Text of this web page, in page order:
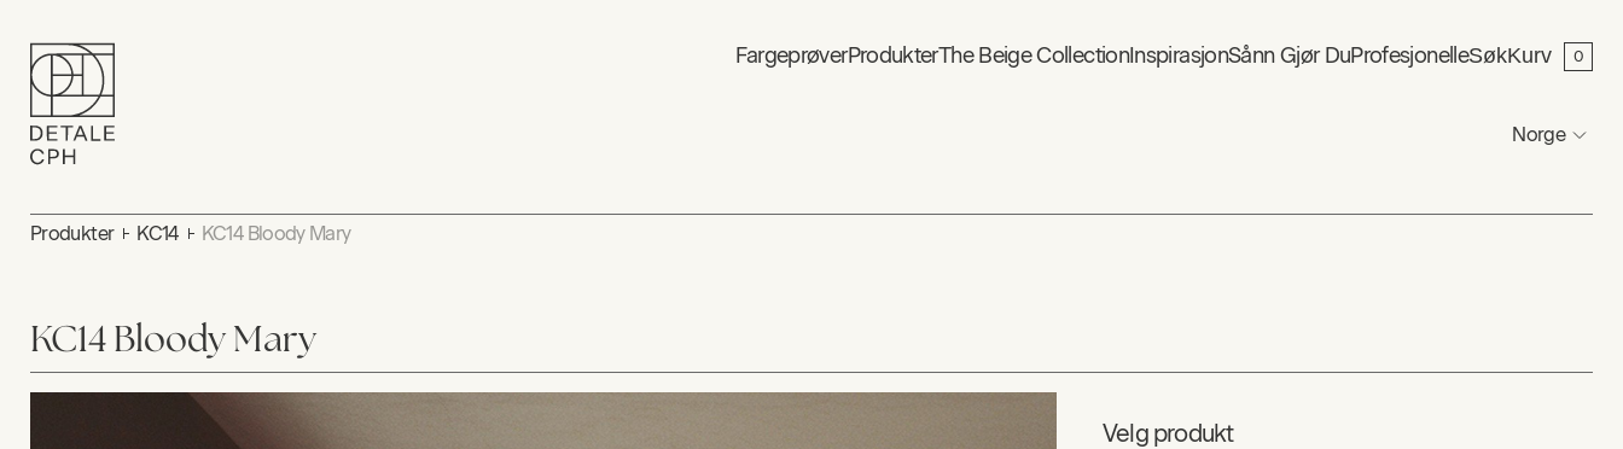
FargeprøverProdukterThe Beige CollectionInspirasjonSånn Gjør DuProfesjonelleSøkKurv 0
Norge
Produkter KC14 KC14 Bloody Mary
KC14 Bloody Mary
Velg produkt